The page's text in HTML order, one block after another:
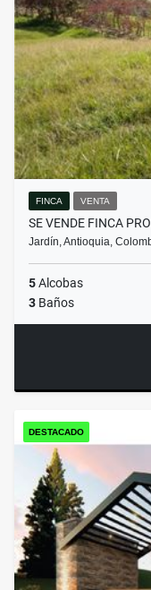
FINCA VENTA
SE VENDE FINCA
Jardín, Antioquia,
5Alcobas
3 Baños
DESTACADO